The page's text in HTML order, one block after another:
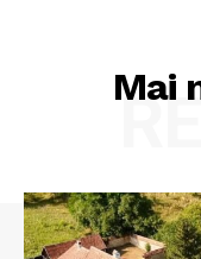
Mai